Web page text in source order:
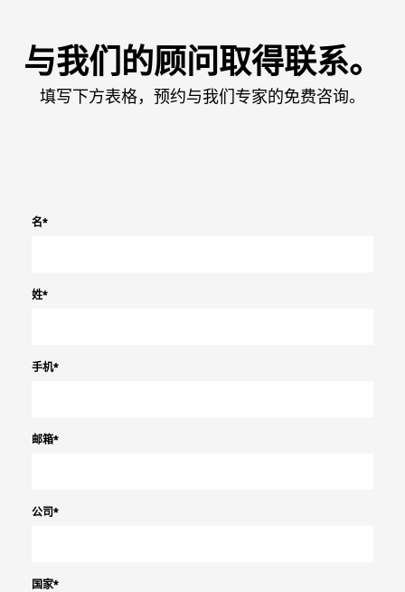
与我们的顾问取得联系。
填写下方表格，预约与我们专家的免费咨询。
名*
姓*
手机*
邮箱*
公司*
国家*